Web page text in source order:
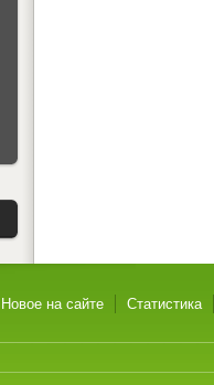
Новое на сайте Статистика